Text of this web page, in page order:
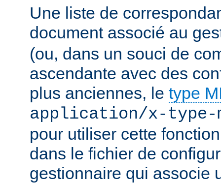
Une liste de
document associé au
(ou, dans un souci de
ascendante avec des
plus anciennes, le type
application/x-type-
pour utiliser cette
dans le fichier de
gestionnaire qui associe